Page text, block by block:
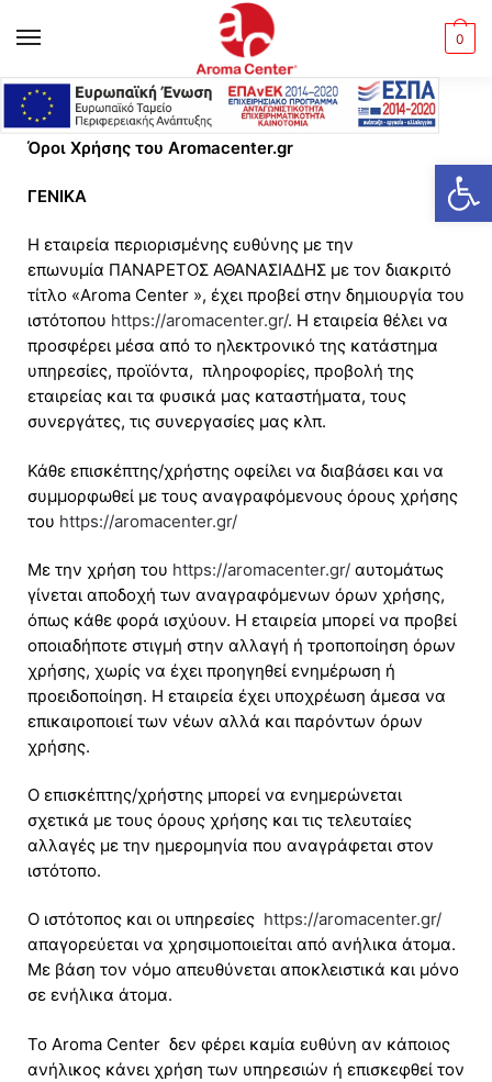
Ανοίξτε τη γραμμή εργαλείων
0
Αρχική σελίδα / Όροι και Προϋποθέσεις
Όροι Χρήσης του Aromacenter.gr
ΓΕΝΙΚΑ
Η εταιρεία περιορισμένης ευθύνης με την
επωνυμία ΠΑΝΑΡΕΤΟΣ ΑΘΑΝΑΣΙΑΔΗΣ με τον διακριτό
τίτλο «Aroma Center », έχει προβεί στην δημιουργία του
ιστότοπου https://aromacenter.gr/. Η εταιρεία θέλει να
προσφέρει μέσα από το ηλεκτρονικό της κατάστημα
υπηρεσίες, προϊόντα, πληροφορίες, προβολή της
εταιρείας και τα φυσικά μας καταστήματα, τους
συνεργάτες, τις συνεργασίες μας κλπ.
Κάθε επισκέπτης/χρήστης οφείλει να διαβάσει και να
συμμορφωθεί με τους αναγραφόμενους όρους χρήσης
του https://aromacenter.gr/
Με την χρήση του https://aromacenter.gr/ αυτομάτως
γίνεται αποδοχή των αναγραφόμενων όρων χρήσης,
όπως κάθε φορά ισχύουν. Η εταιρεία μπορεί να προβεί
οποιαδήποτε στιγμή στην αλλαγή ή τροποποίηση όρων
χρήσης, χωρίς να έχει προηγηθεί ενημέρωση ή
προειδοποίηση. Η εταιρεία έχει υποχρέωση άμεσα να
επικαιροποιεί των νέων αλλά και παρόντων όρων
χρήσης.
Ο επισκέπτης/χρήστης μπορεί να ενημερώνεται
σχετικά με τους όρους χρήσης και τις τελευταίες
αλλαγές με την ημερομηνία που αναγράφεται στον
ιστότοπο.
Ο ιστότοπος και οι υπηρεσίες https://aromacenter.gr/
απαγορεύεται να χρησιμοποιείται από ανήλικα άτομα.
Με βάση τον νόμο απευθύνεται αποκλειστικά και μόνο
σε ενήλικα άτομα.
Το Aroma Center δεν φέρει καμία ευθύνη αν κάποιος
ανήλικος κάνει χρήση των υπηρεσιών ή επισκεφθεί τον